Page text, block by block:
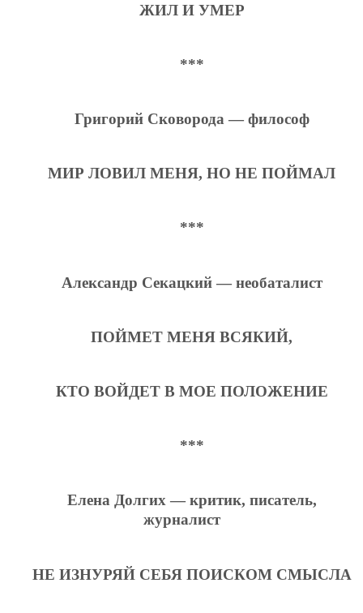
ЖИЛ И УМЕР
***
Григорий Сковорода — философ
МИР ЛОВИЛ МЕНЯ, НО НЕ ПОЙМАЛ
***
Александр Секацкий — необаталист
ПОЙМЕТ МЕНЯ ВСЯКИЙ,
КТО ВОЙДЕТ В МОЕ ПОЛОЖЕНИЕ
***
Елена Долгих — критик, писатель,
журналист
НЕ ИЗНУРЯЙ СЕБЯ ПОИСКОМ СМЫСЛА